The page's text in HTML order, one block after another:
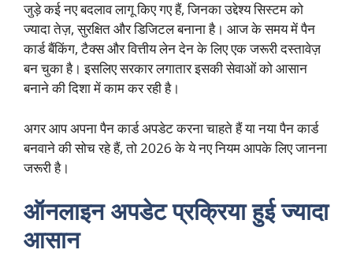
जुड़े कई नए बदलाव लागू किए गए हैं, जिनका उद्देश्य सिस्टम को
ज्यादा तेज़, सुरक्षित और डिजिटल बनाना है। आज के समय में पैन
कार्ड बैंकिंग, टैक्स और वित्तीय लेन देन के लिए एक जरूरी दस्तावेज़
बन चुका है। इसलिए सरकार लगातार इसकी सेवाओं को आसान
बनाने की दिशा में काम कर रही है।
अगर आप अपना पैन कार्ड अपडेट करना चाहते हैं या नया पैन कार्ड
बनवाने की सोच रहे हैं, तो 2026 के ये नए नियम आपके लिए जानना
जरूरी है।
ऑनलाइन अपडेट प्रक्रिया हुई ज्यादा
आसान